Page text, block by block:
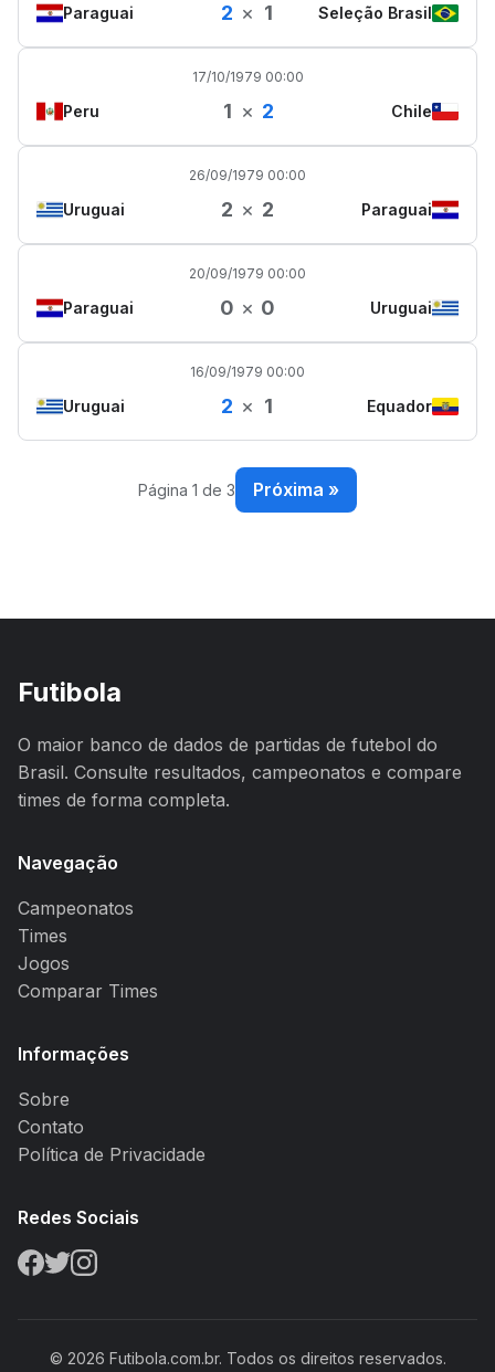
Paraguai 2 × 1 Seleção Brasil
17/10/1979 00:00
Peru 1 × 2 Chile
26/09/1979 00:00
Uruguai 2 × 2 Paraguai
20/09/1979 00:00
Paraguai 0 × 0 Uruguai
16/09/1979 00:00
Uruguai 2 × 1 Equador
Página 1 de 3 Próxima »
Futibola
O maior banco de dados de partidas de futebol do
Brasil. Consulte resultados, campeonatos e compare
times de forma completa.
Navegação
Campeonatos
Times
Jogos
Comparar Times
Informações
Sobre
Contato
Política de Privacidade
Redes Sociais
© 2026 Futibola.com.br. Todos os direitos reservados.